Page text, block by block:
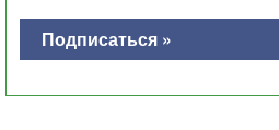
Подписаться »